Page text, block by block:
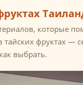
которые
тайских фруктах —
выбрать.